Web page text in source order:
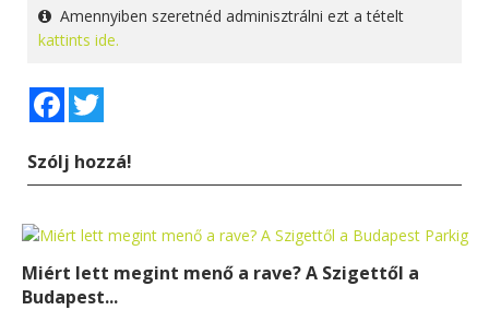
Amennyiben szeretnéd adminisztrálni ezt a tételt
kattints ide.
Facebook
Szólj hozzá!
Miért lett megint menő a rave? A Szigettől a
Budapest...